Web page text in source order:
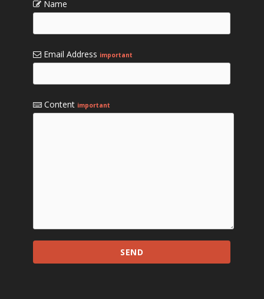
Name
Email Address important
Content important